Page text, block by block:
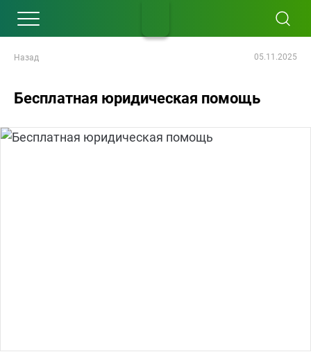
Назад 05.11.2025
Бесплатная юридическая помощь